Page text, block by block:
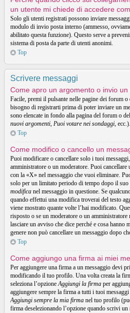
un utente mi chiede di accedere
Solo gli utenti registrati possono inviare
modulo di invio posta interno (ammesso,
abilitato questa funzione). Questo serve a
sistema di posta da parte di utenti anonimi.
Top
Scrivere messaggi
Come apro un argomento o invio
Facile, premi il pulsante nelle pagine dei forum
bisogno di registrarti prima di poter inviare un
sono elencate in fondo alla pagina del forum o
nuovi argomenti, Puoi votare nei sondaggi, ecc.).
Top
Come modifico o cancello un
Puoi modificare o cancellare solo i tuoi
amministratore o un moderatore. Puoi
con la «X» nel messaggio che vuoi eliminare.
solo per un limitato periodo di tempo dopo il
modifica nel messaggio in questione. Se
quando effettui una modifica troverai del testo
viene mostrato quante volte l’hai modificato.
risposto o se un moderatore o un
lasciare un avviso che dice perché e cosa hanno
genere non può cancellare un messaggio dopo
Top
Come aggiungo una firma ai miei
Per aggiungere una firma a un messaggio devi
modificando il tuo profilo. Una volta creata la
seleziona l’opzioneAggiungi la firma per
aggiungere sempre la firma a tutti i tuoi
Aggiungi sempre la mia firma nel tuo profilo
firma deselezionando l’opzione quando scrivi un